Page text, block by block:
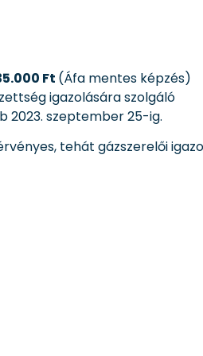
Ft (Áfa mentes képzés)
igazolására szolgáló
2023. szeptember 25-ig.
tehát gázszerelői